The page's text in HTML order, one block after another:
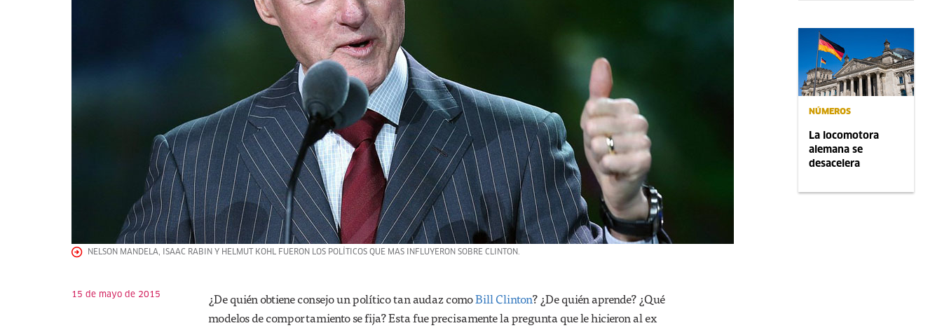
NÚMEROS
La locomotora
alemana se
desacelera
NELSON MANDELA, ISAAC RABIN Y HELMUT KOHL FUERON LOS POLÍTICOS QUE MAS INFLUYERON SOBRE CLINTON.
15 de mayo de 2015 ¿De quién obtiene consejo un político tan audaz comoBill Clinton? ¿De quién aprende? ¿Qué
modelos de comportamiento se fija? Esta fue precisamente la pregunta que le hicieron al ex